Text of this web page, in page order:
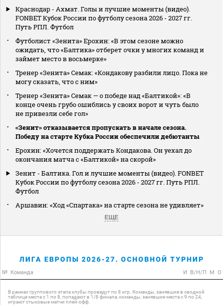
Краснодар - Ахмат. Голы и лучшие моменты (видео).
FONBET Кубок России по футболу сезона 2026 - 2027 гг.
Путь РПЛ. Футбол
Футболист «Зенита» Ерохин: «В этом сезоне можно
ожидать, что «Балтика» отберет очки у многих команд и
займет место в восьмерке»
Тренер «Зенита» Семак: «Кондакову разбили лицо. Пока не
могу сказать, что с ним»
Тренер «Зенита» Семак — о победе над «Балтикой»: «В
конце очень грубо ошиблись у своих ворот и чуть было
не привезли себе гол»
«Зенит» отказывается пропускать в начале сезона.
Победу на старте Кубка России обеспечили дебютанты
Ерохин: «Хочется поддержать Кондакова. Он уехал до
окончания матча с «Балтикой» на скорой»
Зенит - Балтика. Гол и лучшие моменты (видео). FONBET
Кубок России по футболу сезона 2026 - 2027 гг. Путь РПЛ.
Футбол
Аршавин: «Ход «Спартака» на старте сезона не удивляет»
ЕЩЕ
ЛИГА ЕВРОПЫ 2026-27. ОСНОВНОЙ ТУРНИР
№ Команда И В/Н/П М О
В рамках группового этапа клубы проведут по 8 игр. Команды, занявшие в сводной
таблице места с 1 по 8, попадают в 1/8 финала, команды, занявшие места с 9 по 24,
играют стыковые матчи плей-офф.